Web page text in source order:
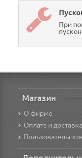
При
Магазин
О фирме
Оплата и доставка